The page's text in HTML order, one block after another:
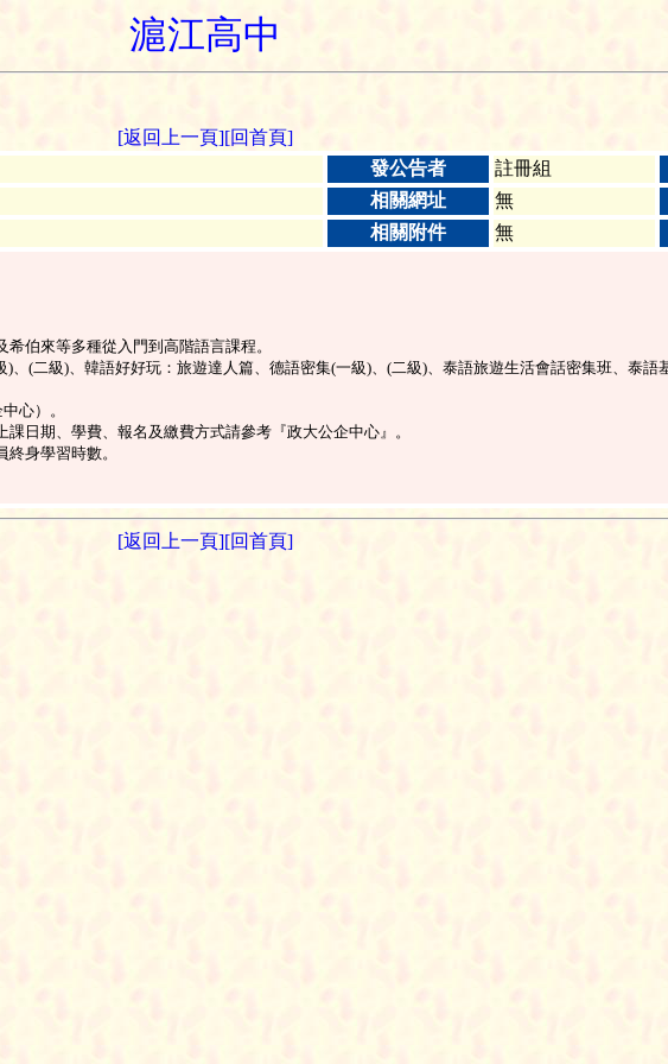
滬江高中
[返回上一頁][回首頁]
發公告者 註冊組
相關網址 無
相關附件 無
伯來等多種從入門到高階語言課程。
(二級)、韓語好好玩：旅遊達人篇、德語密集(一級)、(二級)、泰語旅遊生活會話密集班、泰語
心）。
日期、學費、報名及繳費方式請參考『政大公企中心』。
身學習時數。
[返回上一頁][回首頁]